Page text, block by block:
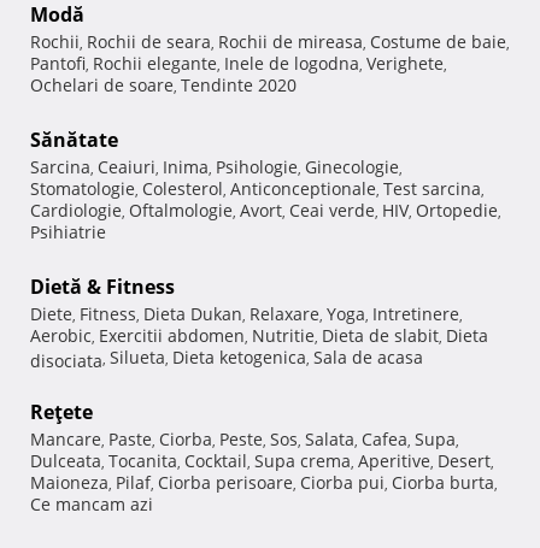
Modă
Rochii, Rochii de seara, Rochii de mireasa, Costume de baie,
Pantofi, Rochii elegante, Inele de logodna, Verighete,
Ochelari de soare, Tendinte 2020
Sănătate
Sarcina, Ceaiuri, Inima, Psihologie, Ginecologie,
Stomatologie, Colesterol, Anticonceptionale, Test sarcina,
Cardiologie, Oftalmologie, Avort, Ceai verde, HIV, Ortopedie,
Psihiatrie
Dietă & Fitness
Diete, Fitness, Dieta Dukan, Relaxare, Yoga, Intretinere,
Aerobic, Exercitii abdomen, Nutritie, Dieta de slabit, Dieta
disociata, Silueta, Dieta ketogenica, Sala de acasa
Reţete
Mancare, Paste, Ciorba, Peste, Sos, Salata, Cafea, Supa,
Dulceata, Tocanita, Cocktail, Supa crema, Aperitive, Desert,
Maioneza, Pilaf, Ciorba perisoare, Ciorba pui, Ciorba burta,
Ce mancam azi